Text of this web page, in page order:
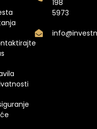
198
5973